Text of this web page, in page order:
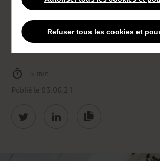
here
5 min.
Publié le 03.06.21
https://bon-
et-
BON & BIEN LA NUTRITION
En quoi consiste le
Refuser tous les cookies et